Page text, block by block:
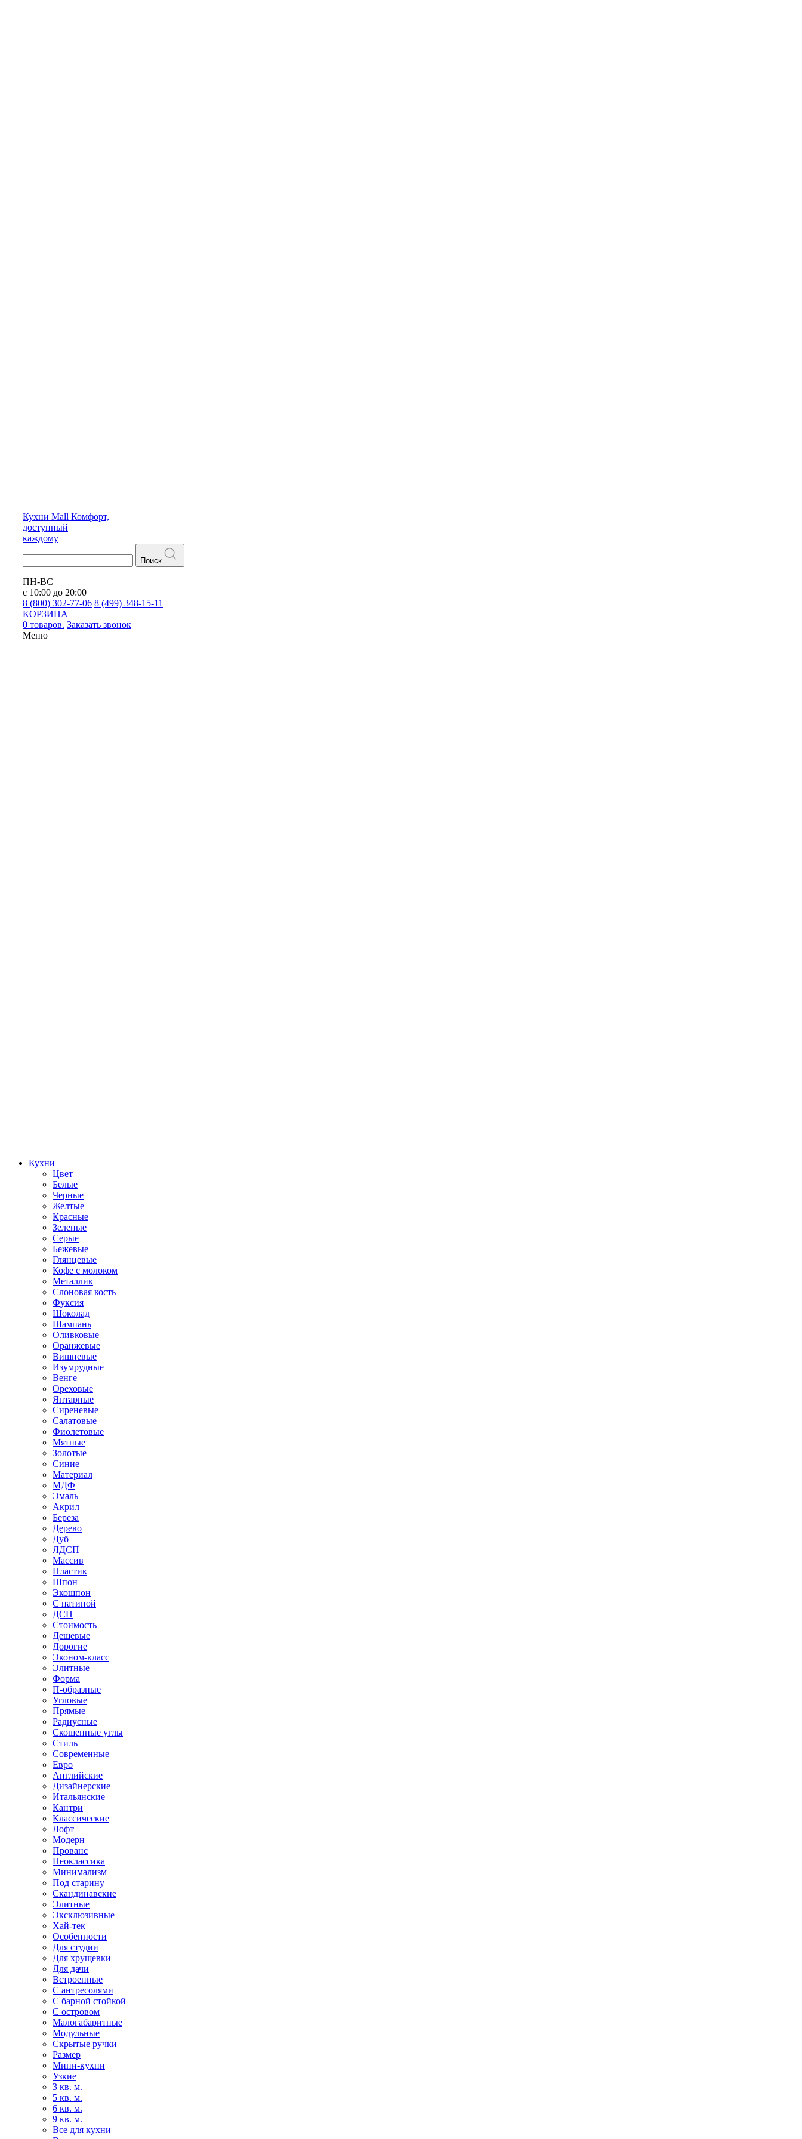
Кухни Mall Комфорт,
доступный
каждому
Поиск
ПН-ВС
с 10:00 до 20:00
8 (800) 302-77-06 8 (499) 348-15-11
КОРЗИНА
0 товаров. Заказать звонок
Меню
Кухни
Цвет
Белые
Черные
Желтые
Красные
Зеленые
Серые
Бежевые
Глянцевые
Кофе с молоком
Металлик
Слоновая кость
Фуксия
Шоколад
Шампань
Оливковые
Оранжевые
Вишневые
Изумрудные
Венге
Ореховые
Янтарные
Сиреневые
Салатовые
Фиолетовые
Мятные
Золотые
Синие
Материал
МДФ
Эмаль
Акрил
Береза
Дерево
Дуб
ЛДСП
Массив
Пластик
Шпон
Экошпон
С патиной
ДСП
Стоимость
Дешевые
Дорогие
Эконом-класс
Элитные
Форма
П-образные
Угловые
Прямые
Радиусные
Скошенные углы
Стиль
Современные
Евро
Английские
Дизайнерские
Итальянские
Кантри
Классические
Лофт
Модерн
Прованс
Неоклассика
Минимализм
Под старину
Скандинавские
Элитные
Эксклюзивные
Хай-тек
Особенности
Для студии
Для хрущевки
Для дачи
Встроенные
С антресолями
С барной стойкой
С островом
Малогабаритные
Модульные
Скрытые ручки
Размер
Мини-кухни
Узкие
3 кв. м.
5 кв. м.
6 кв. м.
9 кв. м.
Все для кухни